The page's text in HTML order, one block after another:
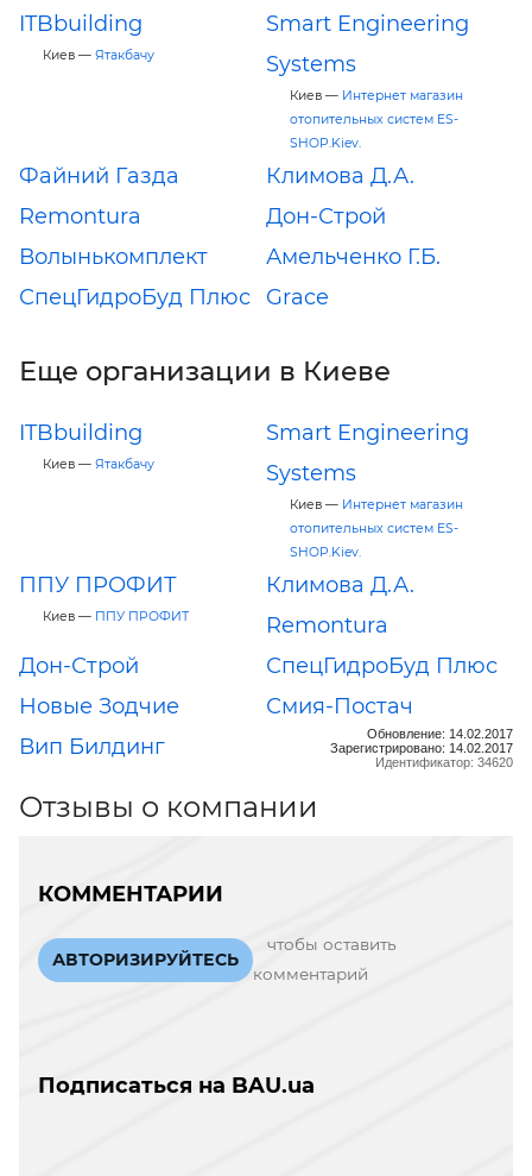
ITBbuilding
Киев — Ятакбачу
Smart Engineering
Systems
Киев — Интернет магазин
отопительных систем ES-
SHOP.Kiev.
Файний Газда
Климова Д.А.
Remontura
Дон-Строй
Волынькомплект
Амельченко Г.Б.
СпецГидроБуд Плюс
Grace
Еще организации в Киеве
ITBbuilding
Киев — Ятакбачу
Smart Engineering
Systems
Киев — Интернет магазин
отопительных систем ES-
SHOP.Kiev.
ППУ ПРОФИТ
Киев — ППУ ПРОФИТ
Климова Д.А.
Remontura
Дон-Строй
СпецГидроБуд Плюс
Новые Зодчие
Смия-Постач
Вип Билдинг
Обновление: 14.02.2017
Зарегистрировано: 14.02.2017
Идентификатор: 34620
Отзывы о компании
КОММЕНТАРИИ
АВТОРИЗИРУЙТЕСЬ
чтобы оставить
комментарий
Подписаться на BAU.ua